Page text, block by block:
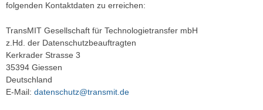
folgenden Kontaktdaten zu erreichen:
TransMIT Gesellschaft für Technologietransfer mbH
z.Hd. der Datenschutzbeauftragten
Kerkrader Strasse 3
35394 Giessen
Deutschland
E-Mail: datenschutz@transmit.de